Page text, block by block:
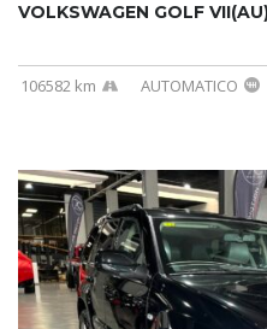
106582 km AUTOMATICO